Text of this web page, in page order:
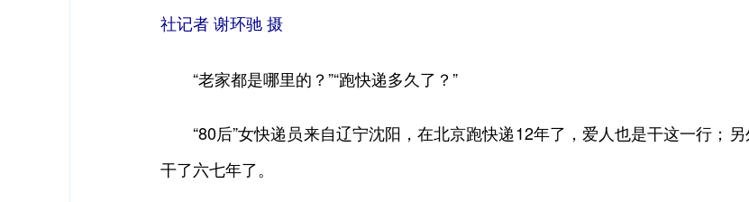
社记者 谢环驰 摄
“老家都是哪里的？”“跑快递多久了？”
“80后”女快递员来自辽宁沈阳，在北京跑快递12年了，爱人也是干这一行；另
干了六七年了。